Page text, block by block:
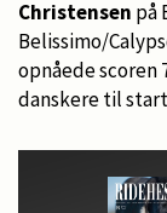
Christensen på
Belissimo/
opnåede scoren
danskere til